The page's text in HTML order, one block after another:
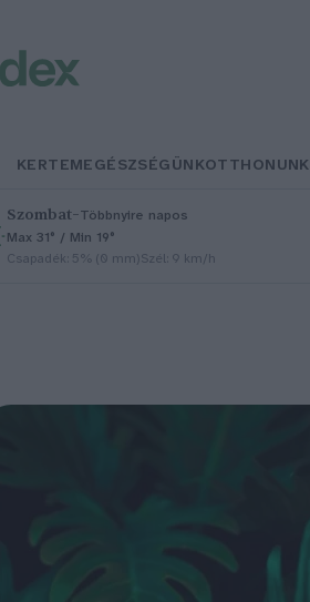
KERTEMEGÉSZSÉGÜNKOTTHONUNK
Szombat–Többnyire napos
Max 31° / Min 19°
Csapadék: 5% (0 mm)Szél: 9 km/h